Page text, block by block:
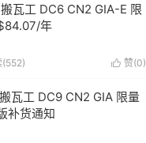
瓦工 DC6 CN2 GIA-E 限
年
(552)  赞(0)
瓦工 DC9 CN2 GIA 限量
补货通知